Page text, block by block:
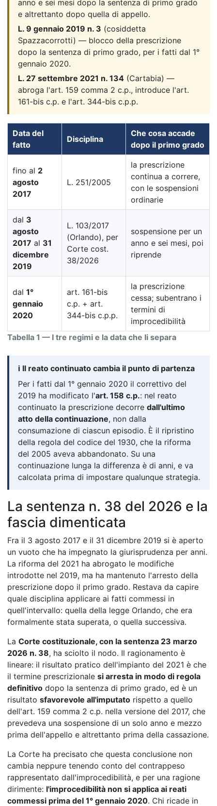
anno e sei mesi dopo la sentenza di primo grado
e altrettanto dopo quella di appello.
L. 9 gennaio 2019 n. 3 (cosiddetta
Spazzacorrotti) — blocco della prescrizione
dopo la sentenza di primo grado, per i fatti dal 1°
gennaio 2020.
L. 27 settembre 2021 n. 134 (Cartabia) —
abroga l'art. 159 comma 2 c.p., introduce l'art.
161-bis c.p. e l'art. 344-bis c.p.p.
Tabella 1 — I tre regimi e la data che li separa
Data del
fatto
Disciplina
Che cosa accade
dopo il primo grado
fino al 2
agosto
2017
L. 251/2005
la prescrizione
continua a correre,
con le sospensioni
ordinarie
dal 3
agosto
2017 al 31
dicembre
2019
L. 103/2017
(Orlando), per
Corte cost.
38/2026
sospensione per un
anno e sei mesi, poi
riprende
dal 1°
gennaio
2020
art. 161-bis
c.p. + art.
344-bis c.p.p.
la prescrizione
cessa; subentrano i
termini di
improcedibilità
ℹ️ Il reato continuato cambia il punto di partenza
Per i fatti dal 1° gennaio 2020 il correttivo del
2019 ha modificato l'art. 158 c.p.: nel reato
continuato la prescrizione decorre dall'ultimo
atto della continuazione, non dalla
consumazione di ciascun episodio. È il ripristino
della regola del codice del 1930, che la riforma
del 2005 aveva abbandonato. Su una
continuazione lunga la differenza è di anni, e va
calcolata prima di impostare qualunque strategia.
La sentenza n. 38 del 2026 e la
fascia dimenticata
Fra il 3 agosto 2017 e il 31 dicembre 2019 si è aperto
un vuoto che ha impegnato la giurisprudenza per anni.
La riforma del 2021 ha abrogato le modifiche
introdotte nel 2019, ma ha mantenuto l'arresto della
prescrizione dopo il primo grado. Restava da capire
quale disciplina applicare ai fatti commessi in
quell'intervallo: quella della legge Orlando, che era
formalmente stata superata, o quella successiva.
La Corte costituzionale, con la sentenza 23 marzo
2026 n. 38, ha sciolto il nodo. Il ragionamento è
lineare: il risultato pratico dell'impianto del 2021 è che
il termine prescrizionale si arresta in modo di regola
definitivo dopo la sentenza di primo grado, ed è un
risultato sfavorevole all'imputato rispetto a quello
dell'art. 159 comma 2 c.p. nella versione del 2017, che
prevedeva una sospensione di un solo anno e mezzo
prima dell'appello e altrettanto prima della cassazione.
La Corte ha precisato che questa conclusione non
cambia neppure tenendo conto del contrappeso
rappresentato dall'improcedibilità, e per una ragione
dirimente: l'improcedibilità non si applica ai reati
commessi prima del 1° gennaio 2020. Chi ricade in